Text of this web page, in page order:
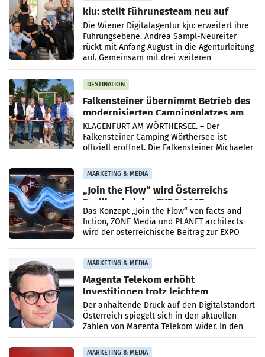
kju: stellt Führungsteam neu auf
Die Wiener Digitalagentur kju: erweitert ihre
Führungsebene. Andrea Sampl-Neureiter
rückt mit Anfang August in die Agenturleitung
auf. Gemeinsam mit drei weiteren
Neubesetzungen entsteht
DESTINATION
Falkensteiner übernimmt Betrieb des
modernisierten Campingplatzes am
Wörthersee
KLAGENFURT AM WÖRTHERSEE. – Der
Falkensteiner Camping Wörthersee ist
offiziell eröffnet. Die Falkensteiner Michaeler
Tourism Group (FMTG) und die Stadtwerke
Klagenfurt haben den
MARKETING & MEDIA
„Join the Flow“ wird Österreichs
Pavillon bei der EXPO 2027
Das Konzept „Join the Flow“ von facts and
fiction, ZONE Media und PLANET architects
wird der österreichische Beitrag zur EXPO
MARKETING & MEDIA
Magenta Telekom erhöht
Investitionen trotz leichtem
Umsatzrückgang
Der anhaltende Druck auf den Digitalstandort
Österreich spiegelt sich in den aktuellen
Zahlen von Magenta Telekom wider. In den
ersten sechs Monaten des laufenden Jahres
verzeichnete
MARKETING & MEDIA